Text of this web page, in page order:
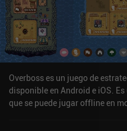
Overboss es un juego de
disponible en Android e iOS.
que se puede jugar offline en